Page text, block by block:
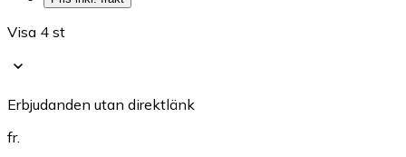
Visa 4 st
Erbjudanden utan direktlänk
fr.